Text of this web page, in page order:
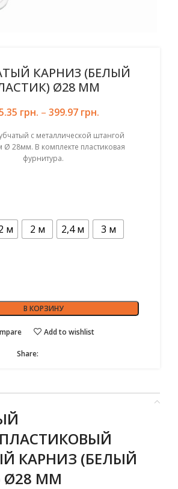
КАРНИЗ (БЕЛЫЙ
Ø28 ММ
грн. – 399.97 грн.
с металлической штангой
Ø 28мм. В комплекте пластиковая
фурнитура.
м 2 м 2,4 м
3 м
В КОРЗИНУ
Add to wishlist
Share:
КАРНИЗ (БЕЛЫЙ
Ø28 ММ